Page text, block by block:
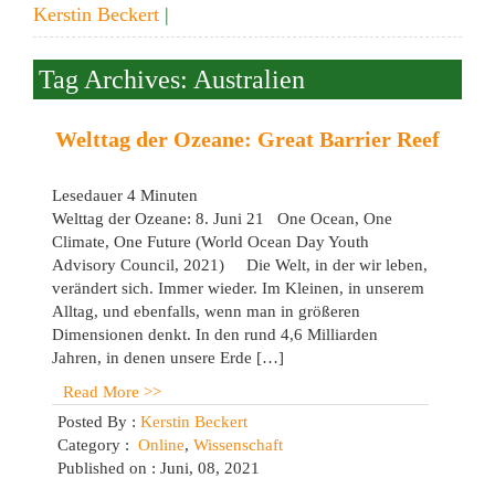
Kerstin Beckert |
Tag Archives: Australien
Welttag der Ozeane: Great Barrier Reef
Lesedauer 4 Minuten
Welttag der Ozeane: 8. Juni 21 One Ocean, One
Climate, One Future (World Ocean Day Youth
Advisory Council, 2021) Die Welt, in der wir leben,
verändert sich. Immer wieder. Im Kleinen, in unserem
Alltag, und ebenfalls, wenn man in größeren
Dimensionen denkt. In den rund 4,6 Milliarden
Jahren, in denen unsere Erde […]
Read More >>
Posted By : Kerstin Beckert
Category : Online, Wissenschaft
Published on : Juni, 08, 2021